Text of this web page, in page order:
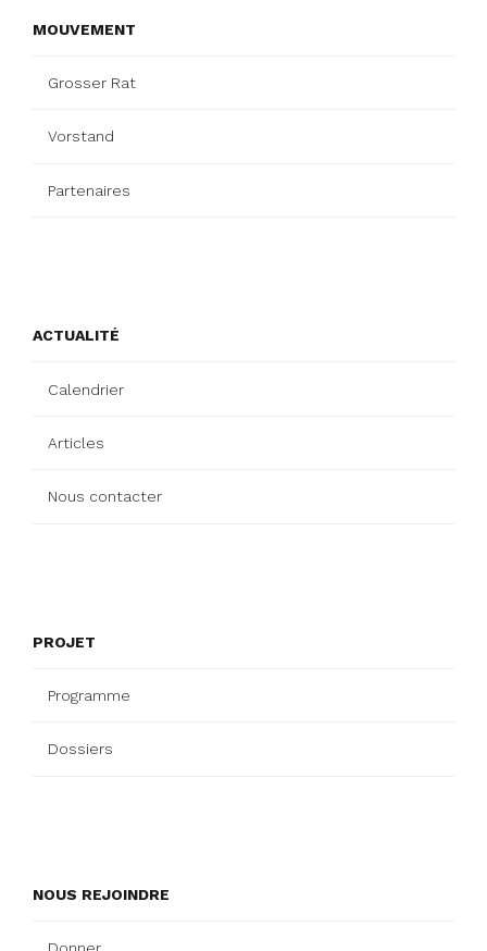
MOUVEMENT
Grosser Rat
Vorstand
Partenaires
ACTUALITÉ
Calendrier
Articles
Nous contacter
PROJET
Programme
Dossiers
NOUS REJOINDRE